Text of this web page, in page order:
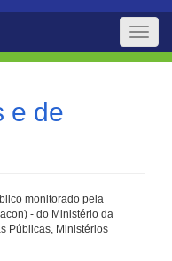
Toggle
e de
monitorado pela
- do Ministério da
Públicas, Ministérios